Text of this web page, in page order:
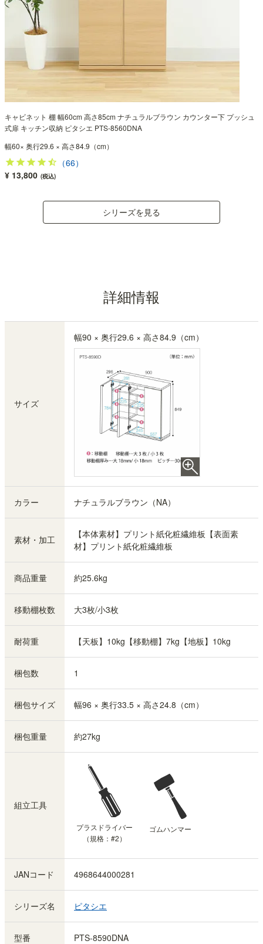
キャビネット 棚 幅60cm 高さ85cm ナチュラルブラウン カウンター下 プッシュ
式扉 キッチン収納 ピタシエ PTS-8560DNA
幅60× 奥行29.6 × 高さ84.9（cm）
（66）
¥ 13,800 (税込)
シリーズを見る
詳細情報
サイズ
幅90 × 奥行29.6 × 高さ84.9（cm）
カラー ナチュラルブラウン（NA）
素材・加工
【本体素材】プリント紙化粧繊維板【表面素
材】プリント紙化粧繊維板
商品重量 約25.6kg
移動棚枚数 大3枚/小3枚
耐荷重 【天板】10kg【移動棚】7kg【地板】10kg
梱包数 1
梱包サイズ 幅96 × 奥行33.5 × 高さ24.8（cm）
梱包重量 約27kg
組立工具
プラスドライバー
（規格：#2）
ゴムハンマー
JANコード 4968644000281
シリーズ名 ピタシエ
型番 PTS-8590DNA